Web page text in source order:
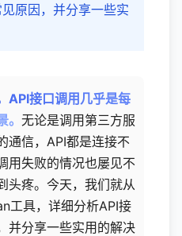
原因，并分享一些实
API接口调用几乎是每
无论是调用第三方服
通信，API都是连接不
用失败的情况也屡见不
头疼。今天，我们就从
工具，详细分析API接
并分享一些实用的解决